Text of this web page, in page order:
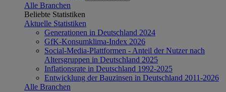
Alle Branchen
Beliebte Statistiken
Aktuelle Statistiken
Generationen in Deutschland 2024
GfK-Konsumklima-Index 2026
Social-Media-Plattformen - Anteil der Nutzer nach
Altersgruppen in Deutschland 2025
Inflationsrate in Deutschland 1992-2025
Entwicklung der Bauzinsen in Deutschland 2011-2026
Alle Branchen